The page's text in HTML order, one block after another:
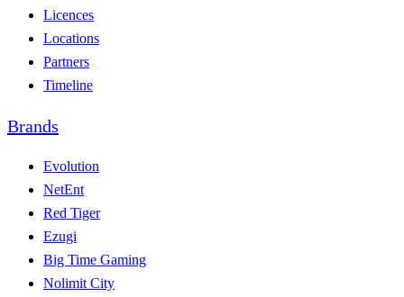
Licences
Locations
Partners
Timeline
Brands
Evolution
NetEnt
Red Tiger
Ezugi
Big Time Gaming
Nolimit City